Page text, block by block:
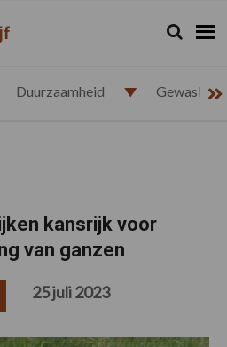
Zoeken...
Zoek
Duurzaamheid
kansrijk voor
van ganzen
25 juli 2023